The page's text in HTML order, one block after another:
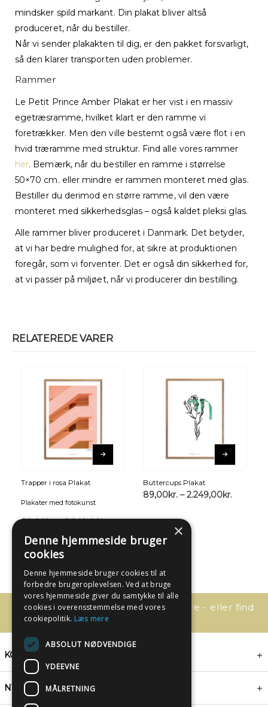
mindsker spild markant. Din plakat bliver altså
produceret, når du bestiller.
Når vi sender plakakten til dig, er den pakket forsvarligt,
så den klarer transporten uden problemer.
Rammer
Le Petit Prince Amber Plakat er her vist i en massiv
egetræsramme, hvilket klart er den ramme vi
foretrækker. Men den ville bestemt også være flot i en
hvid træramme med struktur. Find alle vores rammer
her. Bemærk, når du bestiller en ramme i størrelse
50×70 cm. eller mindre er rammen monteret med glas.
Bestiller du derimod en større ramme, vil den være
monteret med sikkerhedsglas – også kaldet pleksi glas.
Alle rammer bliver produceret i Danmark. Det betyder,
at vi har bedre mulighed for, at sikre at produktionen
foregår, som vi forventer. Det er også din sikkerhed for,
at vi passer på miljøet, når vi producerer din bestilling.
RELATEREDE VARER
Trapper i rosa Plakat
Plakater med fotokunst
89,00kr. – 2.249,00kr.
Buttercups Plakat
89,00kr. – 2.249,00kr.
Har du spørgsmål, så kontakt os bare - eller find
svaret her:
KONTAKT
NYHEDSBREV
×
Denne hjemmeside bruger
cookies
Denne hjemmeside bruger cookies til at
forbedre brugeroplevelsen. Ved at bruge
vores hjemmeside giver du samtykke til alle
cookies i overensstemmelse med vores
cookiepolitik. Læs mere
ABSOLUT NØDVENDIGE
YDEEVNE
MÅLRETNING